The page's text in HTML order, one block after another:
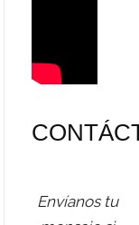
Envíanos tu